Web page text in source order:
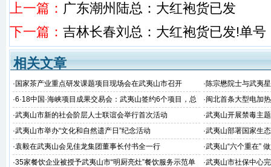
上一篇： 广东潮州陆总：大红袍货已发
下一篇： 吉林长春刘总：大红袍货已发!单号
相关文章
· 国家茶产业重点研发课题项目现场会在武夷山市召开 ·陈宗懋院士与武夷
·6·18中国·海峡项目成果交易会：武夷山签约6个项目，总
金额51.38亿
·闽北首条大型电加
建成并顺利通过福
·武夷山市新的社会阶层人士联谊会举行首次活动 ·武夷山开展禁毒主
·武夷山市举办“文化和自然遗产日”纪念活动 ·武夷山部署国家生
·袁毅在武夷山会见佳龙集团董事长付书全一行 ·武夷山“六个重在”
·35家餐饮企业被授予武夷山市“明厨亮灶”餐饮服务示范单
·武夷山市社保中心